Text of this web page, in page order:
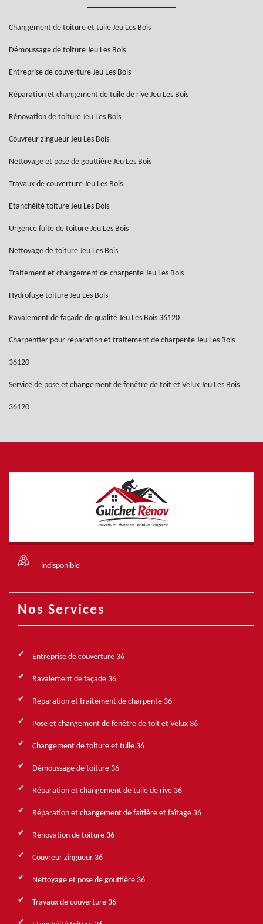
Changement de toiture et tuile Jeu Les Bois
Démoussage de toiture Jeu Les Bois
Entreprise de couverture Jeu Les Bois
Réparation et changement de tuile de rive Jeu Les Bois
Rénovation de toiture Jeu Les Bois
Couvreur zingueur Jeu Les Bois
Nettoyage et pose de gouttière Jeu Les Bois
Travaux de couverture Jeu Les Bois
Etanchéité toiture Jeu Les Bois
Urgence fuite de toiture Jeu Les Bois
Nettoyage de toiture Jeu Les Bois
Traitement et changement de charpente Jeu Les Bois
Hydrofuge toiture Jeu Les Bois
Ravalement de façade de qualité Jeu Les Bois 36120
Charpentier pour réparation et traitement de charpente Jeu Les Bois
36120
Service de pose et changement de fenêtre de toit et Velux Jeu Les Bois
36120
indisponible
Nos Services
Entreprise de couverture 36
Ravalement de façade 36
Réparation et traitement de charpente 36
Pose et changement de fenêtre de toit et Velux 36
Changement de toiture et tuile 36
Démoussage de toiture 36
Réparation et changement de tuile de rive 36
Réparation et changement de faîtière et faîtage 36
Rénovation de toiture 36
Couvreur zingueur 36
Nettoyage et pose de gouttière 36
Travaux de couverture 36